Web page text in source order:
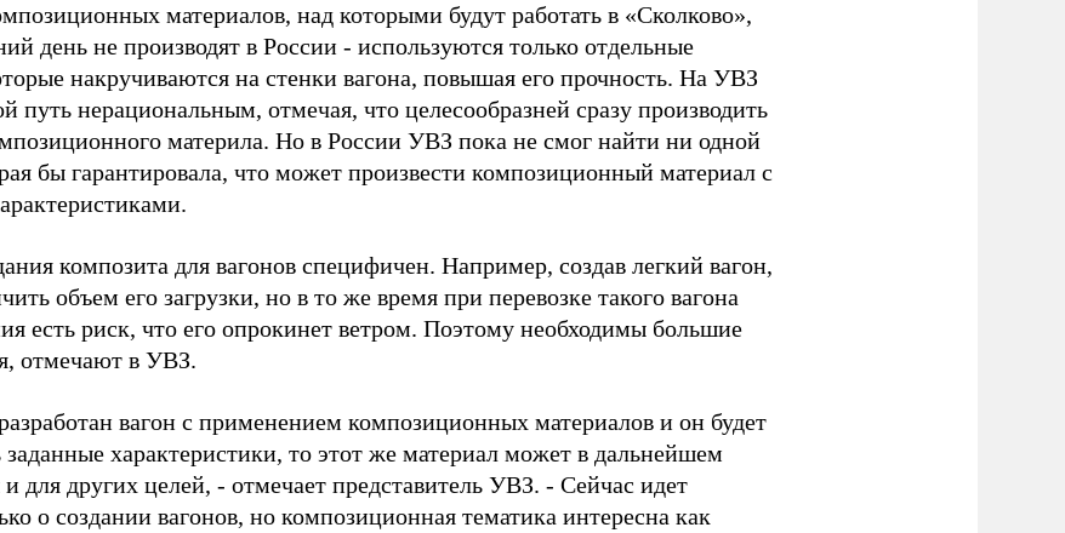
материалов, над которыми будут работать в «Сколково»,
день не производят в России - используются только отдельные
накручиваются на стенки вагона, повышая его прочность. На УВЗ
путь нерациональным, отмечая, что целесообразней сразу производить
материла. Но в России УВЗ пока не смог найти ни одной
бы гарантировала, что может произвести композиционный материал с
композита для вагонов специфичен. Например, создав легкий вагон,
объем его загрузки, но в то же время при перевозке такого вагона
есть риск, что его опрокинет ветром. Поэтому необходимы большие
отмечают в УВЗ.
вагон с применением композиционных материалов и он будет
характеристики, то этот же материал может в дальнейшем
и для других целей, - отмечает представитель УВЗ. - Сейчас идет
о создании вагонов, но композиционная тематика интересна как